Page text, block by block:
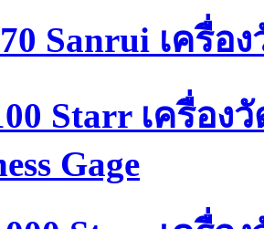
Sanrui เครื่อ
Starr เครื่อง
Gage